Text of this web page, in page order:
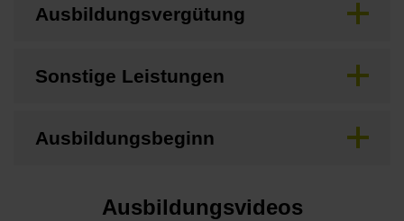
Ausbildungsvergütung
Sonstige Leistungen
Ausbildungsbeginn
Ausbildungsvideos